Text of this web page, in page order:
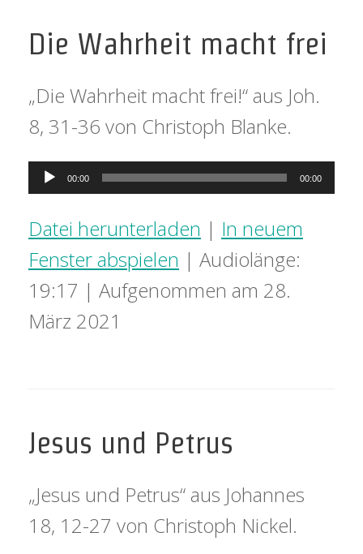
Die Wahrheit macht frei
„Die Wahrheit macht frei!“ aus Joh.
8, 31-36 von Christoph Blanke.
Audio-
00:00 00:00
Datei herunterladen | In neuem
Fenster abspielen | Audiolänge:
19:17 | Aufgenommen am 28.
März 2021
Jesus und Petrus
„Jesus und Petrus“ aus Johannes
18, 12-27 von Christoph Nickel.